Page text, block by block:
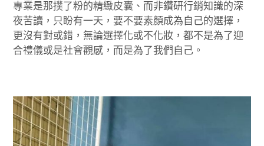
專業是那撲了粉的精緻皮囊、而非鑽研行銷知識的深
夜苦讀，只盼有一天，要不要素顏成為自己的選擇，
更沒有對或錯，無論選擇化或不化妝，都不是為了迎
合禮儀或是社會觀感，而是為了我們自己。